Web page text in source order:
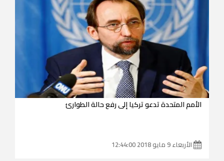
الأمم المتحدة تدعو تركيا إلى رفع حالة الطوارئ
الأربعاء 9 مايو 2018 12:44:00